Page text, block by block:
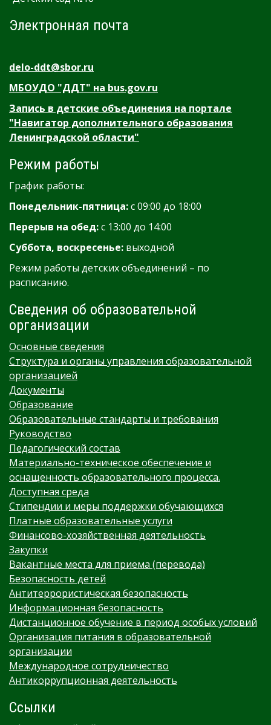
Электронная почта
delo-ddt@sbor.ru
МБОУДО "ДДТ" на bus.gov.ru
Запись в детские объединения на портале
"Навигатор дополнительного образования
Ленинградской области"
Режим работы
График работы:
Понедельник-пятница:с 09:00 до 18:00
Перерыв на обед:с 13:00 до 14:00
Суббота, воскресенье: выходной
Режим работы детских объединений – по
расписанию.
Сведения об образовательной
организации
Основные сведения
Структура и органы управления образовательной
организацией
Документы
Образование
Образовательные стандарты и требования
Руководство
Педагогический состав
Материально-техническое обеспечение и
оснащенность образовательного процесса.
Доступная среда
Стипендии и меры поддержки обучающихся
Платные образовательные услуги
Финансово-хозяйственная деятельность
Закупки
Вакантные места для приема (перевода)
Безопасность детей
Антитеррористическая безопасность
Информационная безопасность
Дистанционное обучение в период особых условий
Организация питания в образовательной
организации
Международное сотрудничество
Антикоррупционная деятельность
Ссылки